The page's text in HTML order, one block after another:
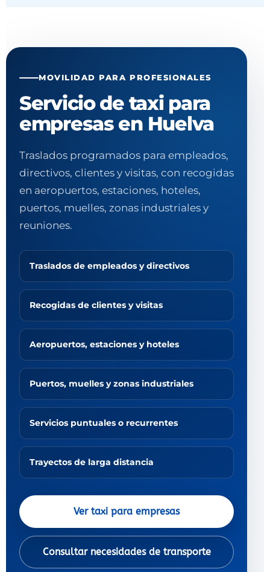
MOVILIDAD PARA PROFESIONALES
Servicio de taxi para
empresas en Huelva
Traslados programados para empleados,
directivos, clientes y visitas, con recogidas
en aeropuertos, estaciones, hoteles,
puertos, muelles, zonas industriales y
reuniones.
Traslados de empleados y directivos
Recogidas de clientes y visitas
Aeropuertos, estaciones y hoteles
Puertos, muelles y zonas industriales
Servicios puntuales o recurrentes
Trayectos de larga distancia
Ver taxi para empresas
Consultar necesidades de transporte